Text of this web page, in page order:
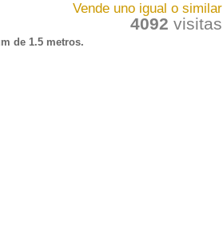
Vende uno igual o similar
4092 visitas
de 1.5 metros.